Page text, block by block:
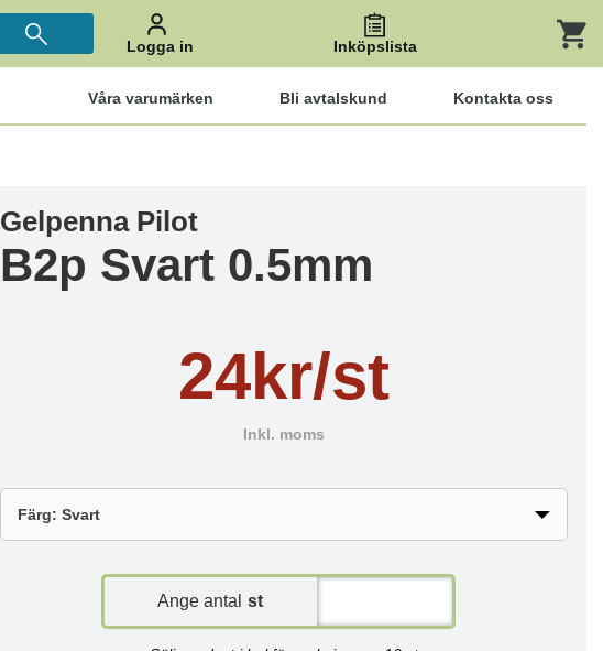
Logga in Inköpslista
Våra varumärken Bli avtalskund Kontakta oss
Gelpenna Pilot
B2p Svart 0.5mm
24kr/st
Inkl. moms
Ange antal st